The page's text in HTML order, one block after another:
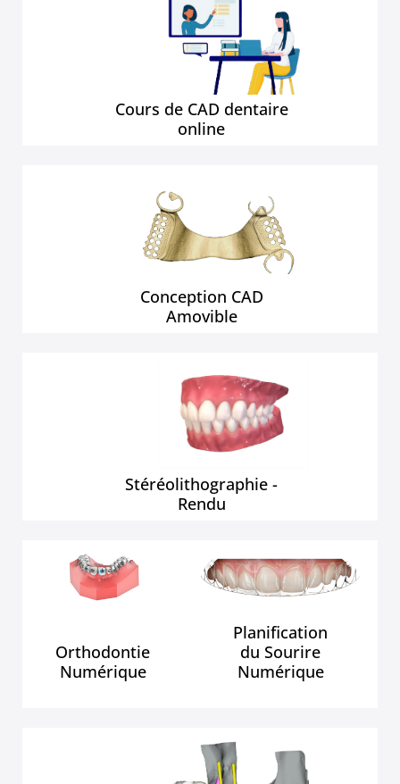
Cours de CAD dentaire
online
Conception CAD
Amovible
Stéréolithographie -
Rendu
Orthodontie
Numérique
Planification
du Sourire
Numérique